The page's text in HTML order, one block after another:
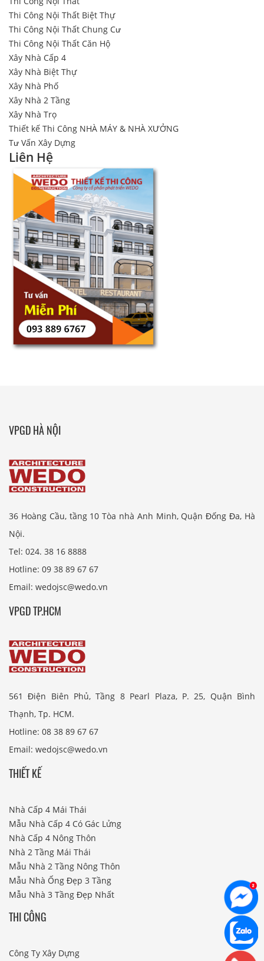
Thi Công Nội Thất Biệt Thự
Thi Công Nội Thất Chung Cư
Thi Công Nội Thất Căn Hộ
Xây Nhà Cấp 4
Xây Nhà Biệt Thự
Xây Nhà Phố
Xây Nhà 2 Tầng
Xây Nhà Trọ
Thiết kế Thi Công NHÀ MÁY & NHÀ XƯỞNG
Tư Vấn Xây Dựng
Liên Hệ
VPGD HÀ NỘI
36 Hoàng Cầu, tầng 10 Tòa nhà Anh Minh, Quận Đống Đa, Hà
Nội.
Tel: 024. 38 16 8888
Hotline: 09 38 89 67 67
Email: wedojsc@wedo.vn
VPGD TP.HCM
561 Điện Biên Phủ, Tầng 8 Pearl Plaza, P. 25, Quận Bình
Thạnh, Tp. HCM.
Hotline: 08 38 89 67 67
Email: wedojsc@wedo.vn
THIẾT KẾ
Nhà Cấp 4 Mái Thái
Mẫu Nhà Cấp 4 Có Gác Lửng
Nhà Cấp 4 Nông Thôn
Nhà 2 Tầng Mái Thái
Mẫu Nhà 2 Tầng Nông Thôn
Mẫu Nhà Ống Đẹp 3 Tầng
Mẫu Nhà 3 Tầng Đẹp Nhất
THI CÔNG
Công Ty Xây Dựng